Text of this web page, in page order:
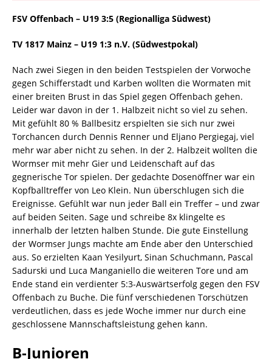
FSV Offenbach – U19 3:5 (Regionalliga Südwest)
TV 1817 Mainz – U19 1:3 n.V. (Südwestpokal)
Nach zwei Siegen in den beiden Testspielen der Vorwoche
gegen Schifferstadt und Karben wollten die Wormaten mit
einer breiten Brust in das Spiel gegen Offenbach gehen.
Leider war davon in der 1. Halbzeit nicht so viel zu sehen.
Mit gefühlt 80 % Ballbesitz erspielten sie sich nur zwei
Torchancen durch Dennis Renner und Eljano Pergiegaj, viel
mehr war aber nicht zu sehen. In der 2. Halbzeit wollten die
Wormser mit mehr Gier und Leidenschaft auf das
gegnerische Tor spielen. Der gedachte Dosenöffner war ein
Kopfballtreffer von Leo Klein. Nun überschlugen sich die
Ereignisse. Gefühlt war nun jeder Ball ein Treffer – und zwar
auf beiden Seiten. Sage und schreibe 8x klingelte es
innerhalb der letzten halben Stunde. Die gute Einstellung
der Wormser Jungs machte am Ende aber den Unterschied
aus. So erzielten Kaan Yesilyurt, Sinan Schuchmann, Pascal
Sadurski und Luca Manganiello die weiteren Tore und am
Ende stand ein verdienter 5:3-Auswärtserfolg gegen den FSV
Offenbach zu Buche. Die fünf verschiedenen Torschützen
verdeutlichen, dass es jede Woche immer nur durch eine
geschlossene Mannschaftsleistung gehen kann.
B-Junioren